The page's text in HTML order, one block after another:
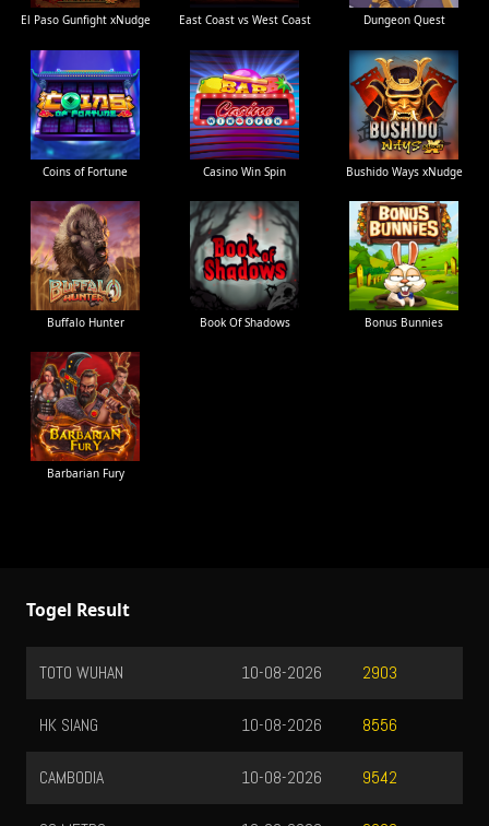
El Paso Gunfight xNudge East Coast vs West Coast Dungeon Quest
Coins of Fortune Casino Win Spin Bushido Ways xNudge
Buffalo Hunter Book Of Shadows Bonus Bunnies
Barbarian Fury
Togel Result
TOTO WUHAN 2903
10-08-2026
HK SIANG 8556
10-08-2026
CAMBODIA 9542
10-08-2026